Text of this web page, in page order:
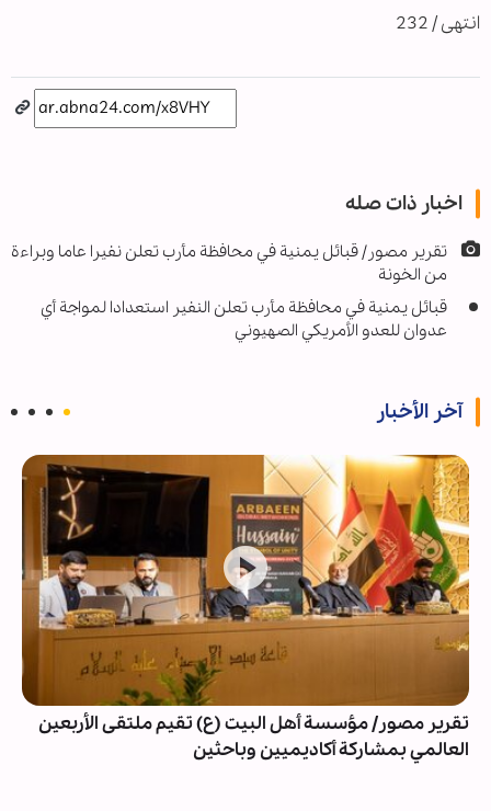
انتهى / 232
اخبار ذات صله
تقرير مصور/ قبائل يمنية في محافظة مأرب تعلن نفيرا عاما وبراءة
من الخونة
قبائل يمنية في محافظة مأرب تعلن النفير استعدادا لمواجة أي
عدوان للعدو الأمريكي الصهيوني
آخر الأخبار
تقرير مصور/ مؤسسة أهل البيت (ع) تقيم ملتقى الأربعين
العالمي بمشاركة أكاديميين وباحثين